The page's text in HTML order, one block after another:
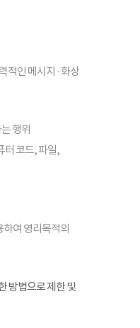
인 메시지 · 화상
행위
터 코드, 파일,
여 영리목적의
방법으로 제한 및